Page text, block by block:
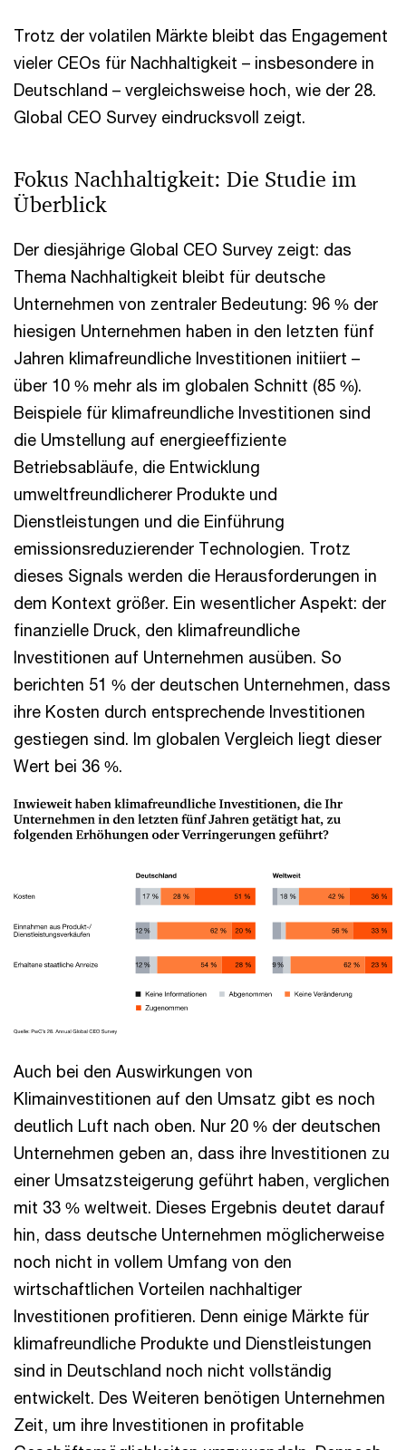
Trotz der volatilen Märkte bleibt das Engagement
vieler CEOs für Nachhaltigkeit – insbesondere in
Deutschland – vergleichsweise hoch, wie der 28.
Global CEO Survey eindrucksvoll zeigt.
Fokus Nachhaltigkeit: Die Studie im
Überblick
Der diesjährige Global CEO Survey zeigt: das
Thema Nachhaltigkeit bleibt für deutsche
Unternehmen von zentraler Bedeutung: 96 % der
hiesigen Unternehmen haben in den letzten fünf
Jahren klimafreundliche Investitionen initiiert –
über 10 % mehr als im globalen Schnitt (85 %).
Beispiele für klimafreundliche Investitionen sind
die Umstellung auf energieeffiziente
Betriebsabläufe, die Entwicklung
umweltfreundlicherer Produkte und
Dienstleistungen und die Einführung
emissionsreduzierender Technologien. Trotz
dieses Signals werden die Herausforderungen in
dem Kontext größer. Ein wesentlicher Aspekt: der
finanzielle Druck, den klimafreundliche
Investitionen auf Unternehmen ausüben. So
berichten 51 % der deutschen Unternehmen, dass
ihre Kosten durch entsprechende Investitionen
gestiegen sind. Im globalen Vergleich liegt dieser
Wert bei 36 %.
Auch bei den Auswirkungen von
Klimainvestitionen auf den Umsatz gibt es noch
deutlich Luft nach oben. Nur 20 % der deutschen
Unternehmen geben an, dass ihre Investitionen zu
einer Umsatzsteigerung geführt haben, verglichen
mit 33 % weltweit. Dieses Ergebnis deutet darauf
hin, dass deutsche Unternehmen möglicherweise
noch nicht in vollem Umfang von den
wirtschaftlichen Vorteilen nachhaltiger
Investitionen profitieren. Denn einige Märkte für
klimafreundliche Produkte und Dienstleistungen
sind in Deutschland noch nicht vollständig
entwickelt. Des Weiteren benötigen Unternehmen
Zeit, um ihre Investitionen in profitable